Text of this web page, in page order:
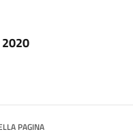
PAGINA